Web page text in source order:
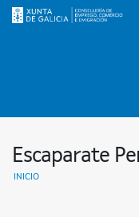
Escaparate
INICIO